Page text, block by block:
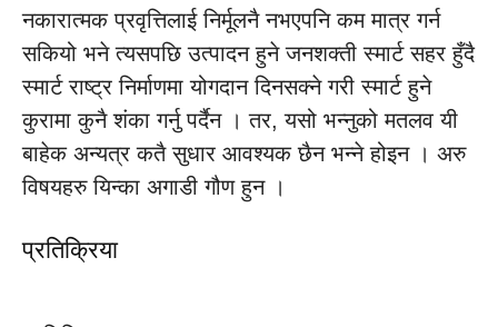
नकारात्मक प्रवृत्तिलाई निर्मूलनै नभएपनि कम मात्र गर्न
सकियो भने त्यसपछि उत्पादन हुने जनशक्ती स्मार्ट सहर हुँदै
स्मार्ट राष्ट्र निर्माणमा योगदान दिनसक्ने गरी स्मार्ट हुने
कुरामा कुनै शंका गर्नु पर्दैन । तर, यसो भन्नुको मतलव यी
बाहेक अन्यत्र कतै सुधार आवश्यक छैन भन्ने होइन । अरु
विषयहरु यिन्का अगाडी गौण हुन ।
प्रतिक्रिया